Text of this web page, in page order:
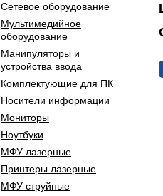
Сетевое оборудование
Мультимедийное
оборудование
Манипуляторы и
устройства ввода
Комплектующие для ПК
Носители информации
Мониторы
Ноутбуки
МФУ лазерные
Принтеры лазерные
МФУ струйные